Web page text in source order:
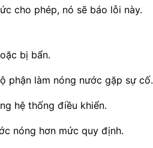
cho phép, nó sẽ báo lỗi này.
bị bẩn.
phận làm nóng nước gặp sự cố.
hệ thống điều khiển.
nóng hơn mức quy định.